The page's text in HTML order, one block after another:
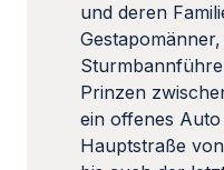
und deren
Prinzen
ein offenes
Hauptstraße